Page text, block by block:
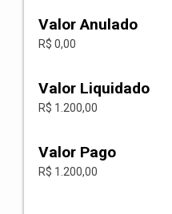
Valor Anulado
R$ 0,00
Valor Liquidado
R$ 1.200,00
Valor Pago
R$ 1.200,00